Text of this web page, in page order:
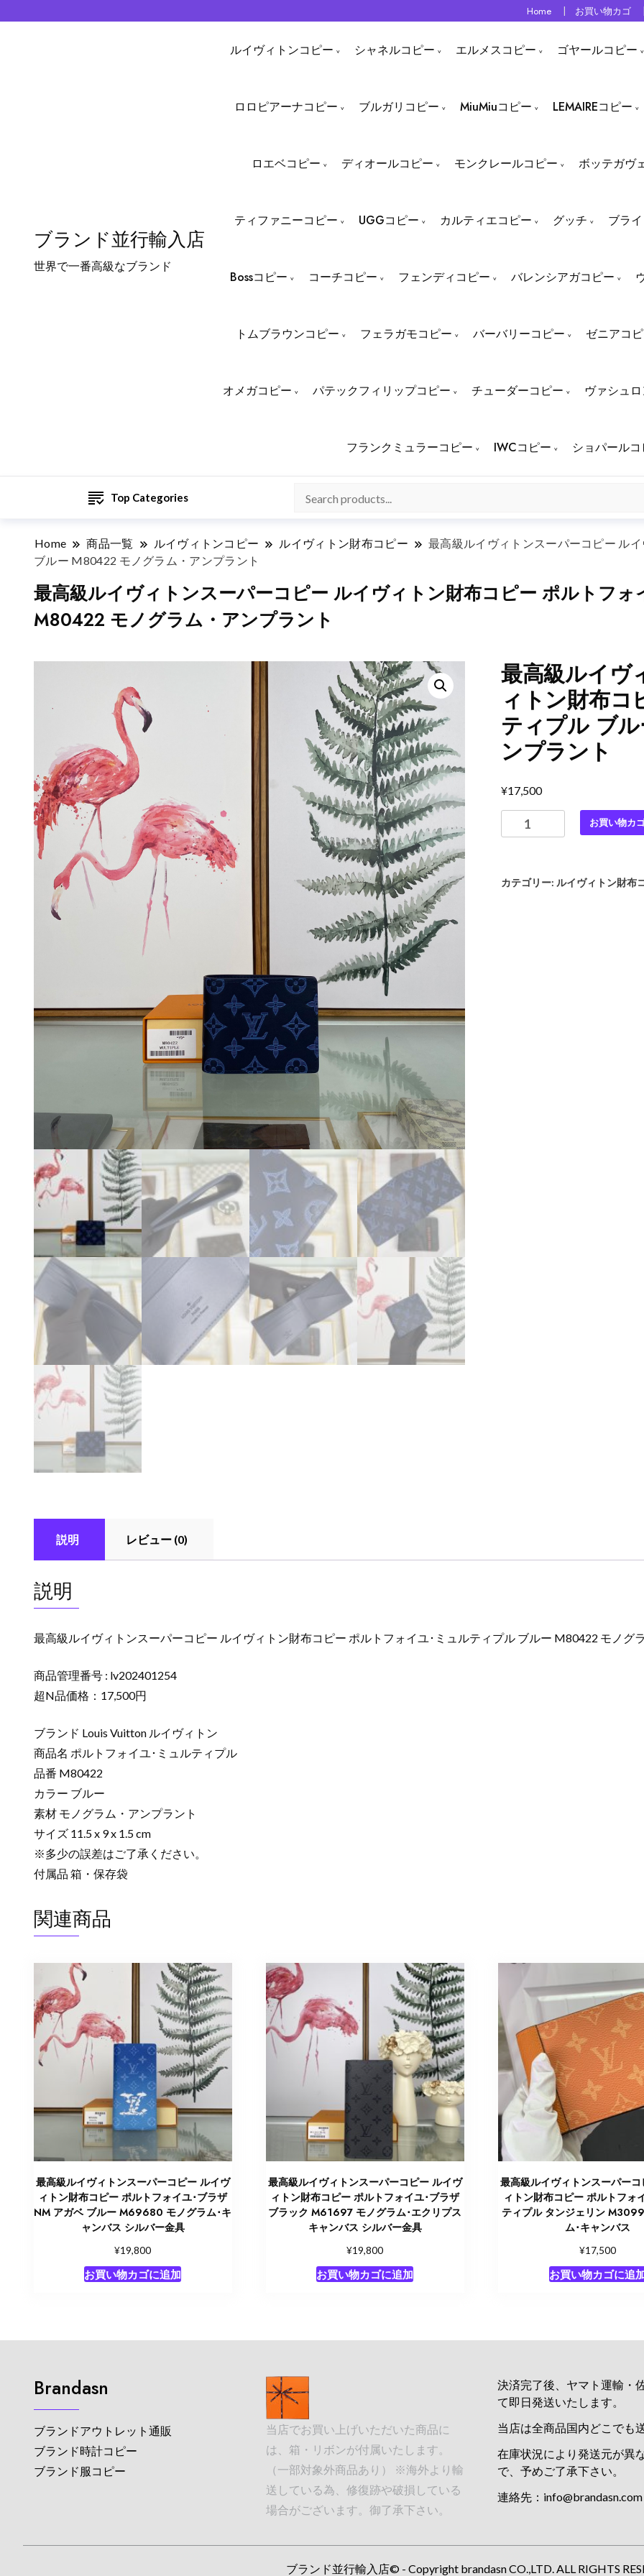
Home お買い物カゴ
ブランド並行輸入店
世界で一番高級なブランド
ルイヴィトンコピー シャネルコピー エルメスコピー ゴヤールコピー
ロロピアーナコピー ブルガリコピー MiuMiuコピー LEMAIREコピー
ロエベコピー ディオールコピー モンクレールコピー ボッテガヴ
ティファニーコピー UGGコピー カルティエコピー グッチ ブラ
Bossコピー コーチコピー フェンディコピー バレンシアガコピー
トムブラウンコピー フェラガモコピー バーバリーコピー ゼニアコ
オメガコピー パテックフィリップコピー チューダーコピー ヴァシュ
フランクミュラーコピー IWCコピー ショパール
Top Categories
Home 商品一覧 ルイヴィトンコピー ルイヴィトン財布コピー
最高級ルイヴィトンスーパーコピー ル
ブルー M80422 モノグラム・アンプラント
最高級ルイヴィトンスーパーコピー ルイヴィトン財布コピー ポルトフ
M80422 モノグラム・アンプラント
最高級ルイヴ
ィトン財布コ
ティプル ブ
ンプラント
¥17,500
高
イ
ー
ラ
お買い物カ
カテゴリー: ルイヴィトン財布
説明 レビュー (0)
説明
最高級ルイヴィトンスーパーコピー ルイヴィトン財布コピー ポルトフォイユ･ミュルティプル ブルー M80422 モノグ
商品管理番号 : lv202401254
超N品価格：17,500円
ブランド Louis Vuitton ルイヴィトン
商品名 ポルトフォイユ･ミュルティプル
品番 M80422
カラー ブルー
素材 モノグラム・アンプラント
サイズ 11.5 x 9 x 1.5 cm
※多少の誤差はご了承ください。
付属品 箱・保存袋
関連商品
最高級ルイヴィトンスーパーコピー ルイヴ
ィトン財布コピー ポルトフォイユ･ブラザ
NM アガベ ブルー M69680 モノグラム･キ
ャンバス シルバー金具
¥19,800
お買い物カゴに追加
最高級ルイヴィトンスーパーコピー ルイヴ
ィトン財布コピー ポルトフォイユ･ブラザ
ブラック M61697 モノグラム･エクリプス
キャンバス シルバー金具
¥19,800
お買い物カゴに追加
最高級ルイヴィトンスーパー
ィトン財布コピー ポルトフォ
ティプル タンジェリン
ム･キャンバス
¥17,500
お買い物カゴに追
Brandasn
ブランドアウトレット通販
ブランド時計コピー
ブランド服コピー
当店でお買い上げいただいた商品に
は、箱・リボンが付属いたします。
（一部対象外商品あり） ※海外より輸
送している為、修復跡や破損している
場合がございます。御了承下さい。
決済完了後、ヤマト運輸・
て即日発送いたします。
当店は全商品国内どこでも
在庫状況により発送元が異
で、予めご了承下さい。
連絡先： info@brandasn.com
ブランド並行輸入店© - Copyright brandasn CO.,LTD. ALL RIGHTS